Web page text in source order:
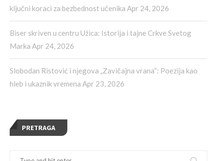
ključni koraci za bezbednost učenika Apr 24, 2026
Biser skriven u centru Užica: Istorija i tajne Crkve Svetog
Marka Apr 24, 2026
Slobodan Ristović i njegova „Zavičajna vrana“: Poezija kao
hleb i ukaznik vremena Apr 23, 2026
PRETRAGA